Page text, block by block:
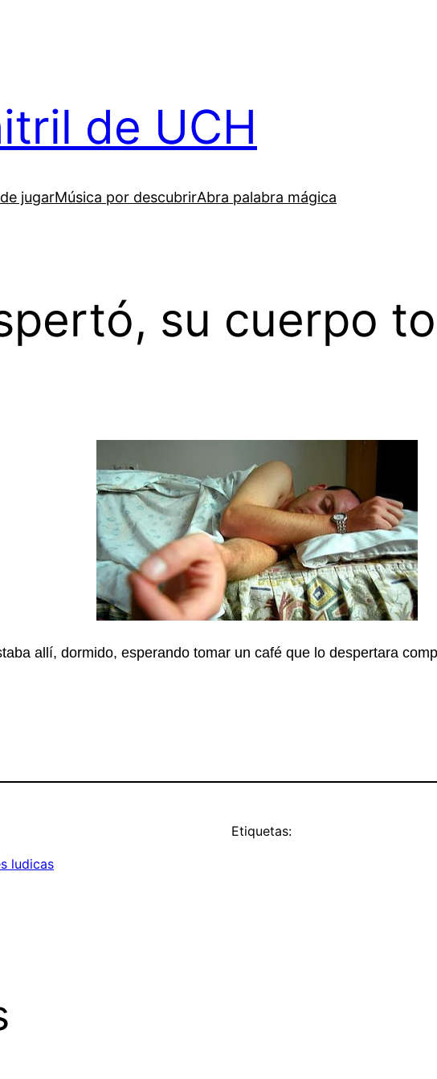
de UCH
jugarMúsica por descubrirAbra palabra mágica
su cuerpo
allí, dormido, esperando tomar un café que lo despertara
ludicas
Etiquetas: